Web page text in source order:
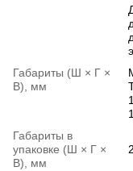
Габариты (Ш × Г ×
В), мм
Габариты в
упаковке (Ш × Г ×
В), мм